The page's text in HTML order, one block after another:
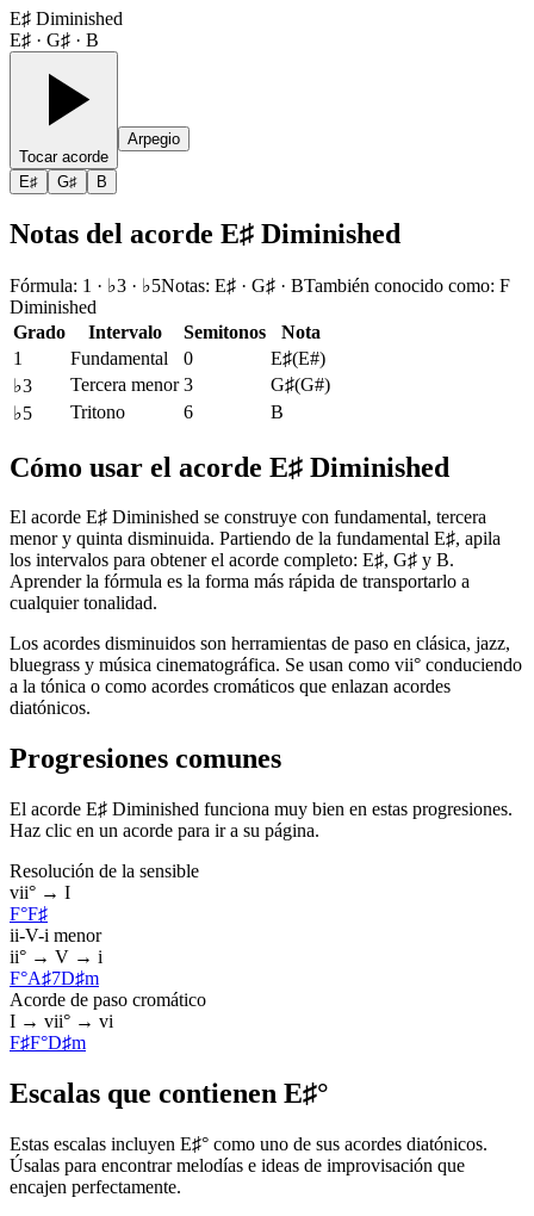
E♯ Diminished
E♯ · G♯ · B
Tocar acorde
Arpegio
E♯ G♯ B
Notas del acorde E♯ Diminished
Fórmula: 1 · ♭3 · ♭5Notas: E♯ · G♯ · BTambién conocido como: F
Diminished
Grado
Intervalo Semitonos
Nota
1
Fundamental 0 E♯(E#)
♭3
Tercera menor 3 G♯(G#)
♭5
Tritono 6 B
Cómo usar el acorde E♯ Diminished
El acorde E♯ Diminished se construye con fundamental, tercera
menor y quinta disminuida. Partiendo de la fundamental E♯, apila
los intervalos para obtener el acorde completo: E♯, G♯ y B.
Aprender la fórmula es la forma más rápida de transportarlo a
cualquier tonalidad.
Los acordes disminuidos son herramientas de paso en clásica, jazz,
bluegrass y música cinematográfica. Se usan como vii° conduciendo
a la tónica o como acordes cromáticos que enlazan acordes
diatónicos.
Progresiones comunes
El acorde E♯ Diminished funciona muy bien en estas progresiones.
Haz clic en un acorde para ir a su página.
Resolución de la sensible
vii° → I
F°F♯
ii-V-i menor
ii° → V → i
F°A♯7D♯m
Acorde de paso cromático
I → vii° → vi
F♯F°D♯m
Escalas que contienen E♯°
Estas escalas incluyen E♯° como uno de sus acordes diatónicos.
Úsalas para encontrar melodías e ideas de improvisación que
encajen perfectamente.